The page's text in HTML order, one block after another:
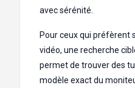
avec sérénité.
Pour ceux qui préfèrent
vidéo, une recherche
permet de trouver des
modèle exact du